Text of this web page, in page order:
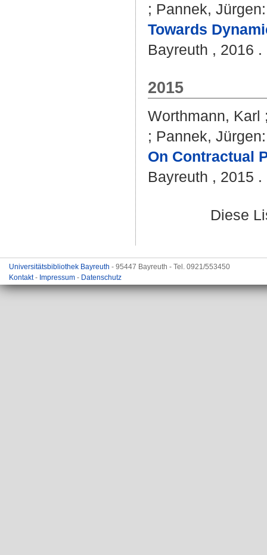
; Pannek, Jürgen:
Towards
Bayreuth , 2016 .
2015
Worthmann, Karl
; Pannek, Jürgen:
On Contractual
Bayreuth , 2015 .
Diese
Universitätsbibliothek Bayreuth - 95447 Bayreuth - Tel. 0921/553450
Kontakt- Impressum - Datenschutz